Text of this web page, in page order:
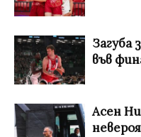
Загуба
във
Асен